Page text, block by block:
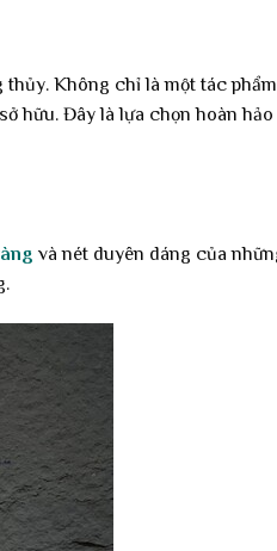
Không chỉ là một tác
hữu. Đây là lựa chọn hoàn
và nét duyên dáng của